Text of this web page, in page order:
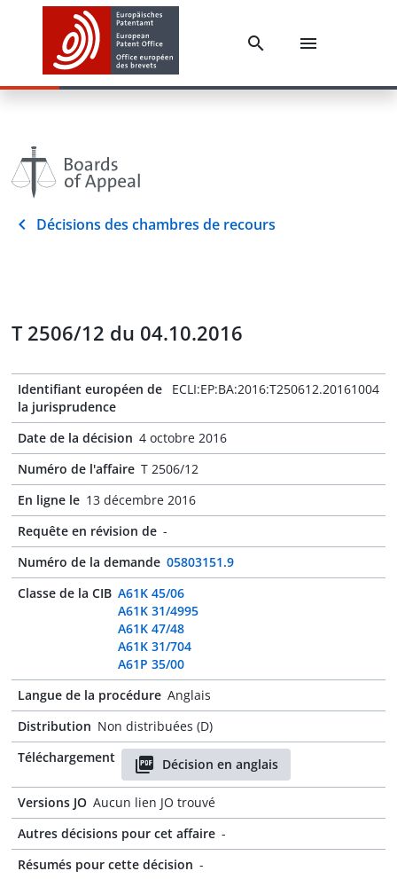
Décisions des chambres de recours
T 2506/12 du 04.10.2016
Identifiant européen de
la jurisprudence
ECLI:EP:BA:2016:T250612.20161004
Date de la décision 4 octobre 2016
Numéro de l'affaire T 2506/12
En ligne le 13 décembre 2016
Requête en révision de -
Numéro de la demande 05803151.9
Classe de la CIB A61K 45/06
A61K 31/4995
A61K 47/48
A61K 31/704
A61P 35/00
Langue de la procédure Anglais
Distribution Non distribuées (D)
Téléchargement
Décision en anglais
Versions JO Aucun lien JO trouvé
Autres décisions pour cet affaire -
Résumés pour cette décision -